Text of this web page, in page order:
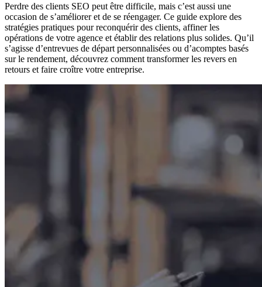
Perdre des clients SEO peut être difficile, mais c’est aussi une
occasion de s’améliorer et de se réengager. Ce guide explore des
stratégies pratiques pour reconquérir des clients, affiner les
opérations de votre agence et établir des relations plus solides. Qu’il
s’agisse d’entrevues de départ personnalisées ou d’acomptes basés
sur le rendement, découvrez comment transformer les revers en
retours et faire croître votre entreprise.